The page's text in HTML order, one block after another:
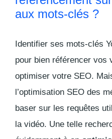
aux mots-clés ?
Identifier ses mots-clés
pour bien référencer vos
optimiser votre SEO.
l’optimisation SEO des
baser sur les requêtes
la vidéo. Une telle